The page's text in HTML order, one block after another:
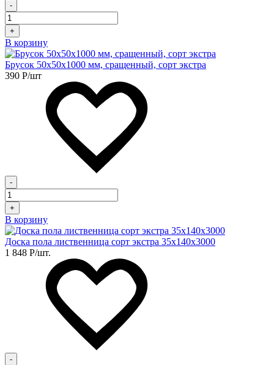
-
+
В корзину
Брусок 50х50х1000 мм, сращенный, сорт экстра
390 Р/шт
-
+
В корзину
Доска пола лиственница сорт экстра 35х140х3000
1 848 Р/шт.
-